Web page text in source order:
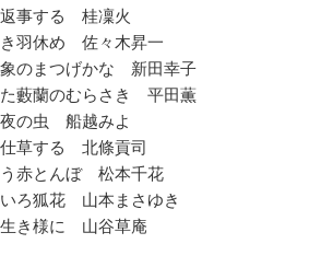
事する 桂凜火
羽休め 佐々木昇一
のまつげかな 新田幸子
た藪蘭のむらさき 平田薫
の虫 船越みよ
草する 北條貢司
赤とんぼ 松本千花
ろ狐花 山本まさゆき
生き様に 山谷草庵